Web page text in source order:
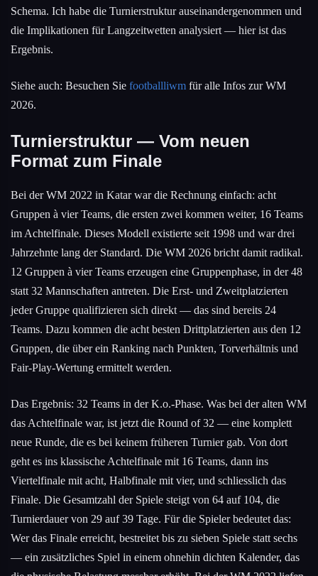
Schema. Ich habe die Turnierstruktur auseinandergenommen und
die Implikationen für Langzeitwetten analysiert — hier ist das
Ergebnis.
Siehe auch: Besuchen Sie footballliwm für alle Infos zur WM
2026.
Turnierstruktur — Vom neuen
Format zum Finale
Bei der WM 2022 in Katar war die Rechnung einfach: acht
Gruppen à vier Teams, die ersten zwei kommen weiter, 16 Teams
im Achtelfinale. Dieses Modell existierte seit 1998 und war drei
Jahrzehnte lang der Standard. Die WM 2026 bricht damit radikal.
12 Gruppen à vier Teams erzeugen eine Gruppenphase, in der 48
statt 32 Mannschaften antreten. Die Erst- und Zweitplatzierten
jeder Gruppe qualifizieren sich direkt — das sind bereits 24
Teams. Dazu kommen die acht besten Drittplatzierten aus den 12
Gruppen, die über ein Ranking nach Punkten, Torverhältnis und
Fair-Play-Wertung ermittelt werden.
Das Ergebnis: 32 Teams in der K.o.-Phase. Was bei der alten WM
das Achtelfinale war, ist jetzt die Round of 32 — eine komplett
neue Runde, die es bei keinem früheren Turnier gab. Von dort
geht es ins klassische Achtelfinale mit 16 Teams, dann ins
Viertelfinale mit acht, Halbfinale mit vier, und schliesslich das
Finale. Die Gesamtzahl der Spiele steigt von 64 auf 104, die
Turnierdauer von 29 auf 39 Tage. Für die Spieler bedeutet das:
Wer das Finale erreicht, bestreitet bis zu sieben Spiele statt sechs
— ein zusätzliches Spiel in einem ohnehin dichten Kalender, das